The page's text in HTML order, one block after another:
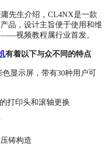
先生介绍，CL4NX是一款
品，设计主旨便于使用和维
视频教程属行业首发。
有着以下与众不同的特点
显示屏，带有30种用户可
打印头和滚轴更换
铸构造